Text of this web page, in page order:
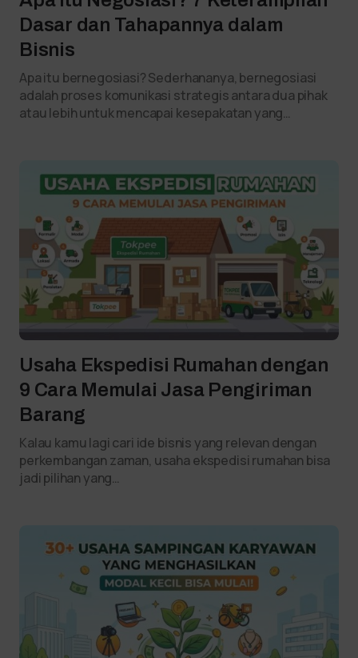
Dasar dan Tahapannya dalam
Bisnis
Apa itu bernegosiasi? Sederhananya, bernegosiasi
adalah proses komunikasi strategis antara dua pihak
atau lebih untuk mencapai kesepakatan yang…
Usaha Ekspedisi Rumahan dengan
9 Cara Memulai Jasa Pengiriman
Barang
Kalau kamu lagi cari ide bisnis yang relevan dengan
perkembangan zaman, usaha ekspedisi rumahan bisa
jadi pilihan yang…